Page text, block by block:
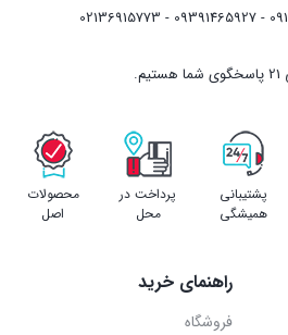
پشتیبانی
همیشگی
پرداخت در
محل
محصولات
اصل
راهنمای خرید
فروشگاه